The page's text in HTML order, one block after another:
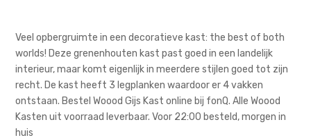
Veel opbergruimte in een decoratieve kast: the best of both
worlds! Deze grenenhouten kast past goed in een landelijk
interieur, maar komt eigenlijk in meerdere stijlen goed tot zijn
recht. De kast heeft 3 legplanken waardoor er 4 vakken
ontstaan. Bestel Woood Gijs Kast online bij fonQ. Alle Woood
Kasten uit voorraad leverbaar. Voor 22:00 besteld, morgen in
huis